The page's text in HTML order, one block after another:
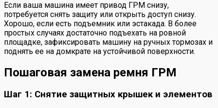
Если ваша машина имеет привод ГРМ снизу,
потребуется снять защиту или открыть доступ снизу.
Хорошо, если есть подъемник или эстакада. В более
простых случаях достаточно подъехать на ровной
площадке, зафиксировать машину на ручных тормозах и
поднять ее на домкрате на устойчивой поверхности.
Пошаговая замена ремня ГРМ
Шаг 1: Снятие защитных крышек и элементов